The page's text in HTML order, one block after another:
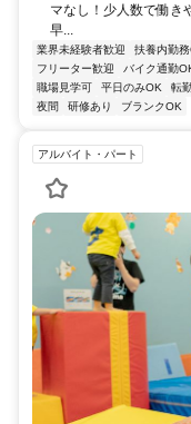
マなし！少人数で働き
早...
業界未経験者歓迎 扶養内勤
フリーター歓迎
バイク通勤
職場見学可
平日のみOK 転
夜間
研修あり ブランクOK
アルバイト・パート